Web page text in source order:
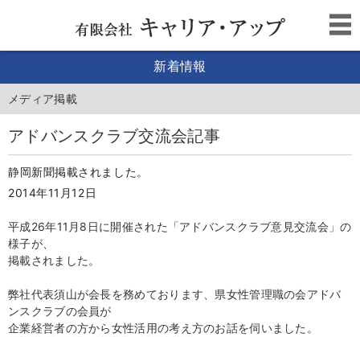
新着情報
メディア掲載
アドバンスクラブ交流会記事
静岡新聞掲載されました。
2014年11月12日
平成26年11月8日に開催された「アドバンスクラブ意見交流会」の
様子が、
掲載されました。
弊社代表須山が会長を務めております、県女性管理職の会アドバ
ンスクラブの会員が
企業経営者の方から女性活用の考え方のお話を伺いました。